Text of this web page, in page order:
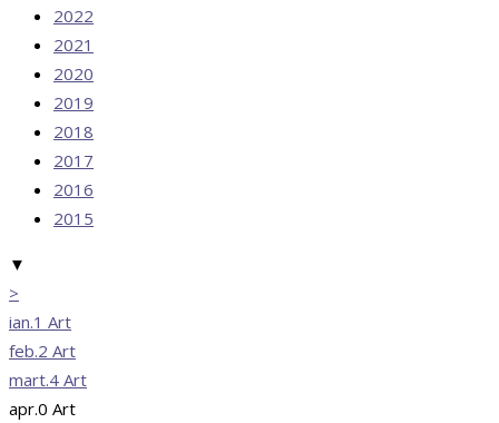
2022
2021
2020
2019
2018
2017
2016
2015
▼
>
ian.1 Art
feb.2 Art
mart.4 Art
apr.0 Art